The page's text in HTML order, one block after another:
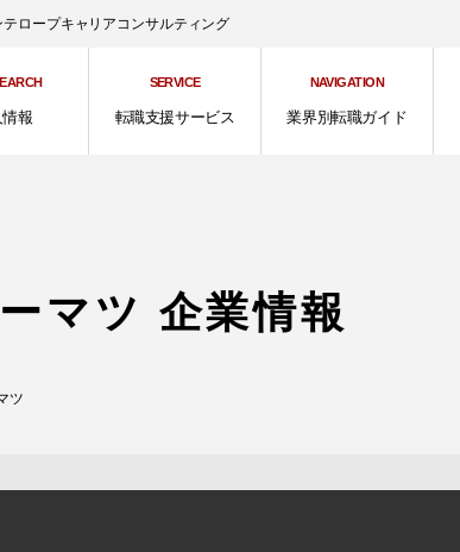
ロープキャリアコンサルティング
報
SERVICE
転職支援サービス
NAVIGATION
業界別転職ガイド
マツ 企業情報
ツ